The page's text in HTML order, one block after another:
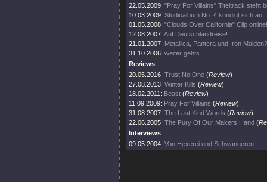
22.05.2009: "Pray For Villains" Titeltrack steht
10.03.2009: Studioalbum No. 4 kündigt sich an
01.05.2008: "Clouds Over California" Clip online!
12.08.2007: Auf Deutschlandreise!
21.01.2007: Metallica, Pantera und Iron
31.10.2006: weiter gehts....
Reviews
20.05.2016: Trust No One (Review)
27.08.2013: Winter Kills (Review)
18.02.2011: Beast (Review)
11.09.2009: Pray For Villains (Review)
31.08.2007: The Last Kind Words (Review)
22.06.2005: The Fury Of Our Makers Hand (
Interviews
09.05.2004: Von Hexerei und Schwangeren